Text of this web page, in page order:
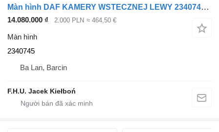
Màn hình DAF KAMERY WSTECZNEJ LEWY 2340745 dành cho đầu kéo DAF XG
14.080.000 ₫ 2.000 PLN ≈ 464,50 €
Màn hình
2340745
Ba Lan, Barcin
F.H.U. Jacek Kiełboń